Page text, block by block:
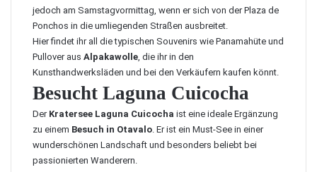
jedoch am Samstagvormittag, wenn er sich von der Plaza de
Ponchos in die umliegenden Straßen ausbreitet.
Hier findet ihr all die typischen Souvenirs wie Panamahüte und
Pullover aus Alpakawolle, die ihr in den
Kunsthandwerksläden und bei den Verkäufern kaufen könnt.
Besucht Laguna Cuicocha
Der Kratersee Laguna Cuicocha ist eine ideale Ergänzung
zu einem Besuch in Otavalo. Er ist ein Must-See in einer
wunderschönen Landschaft und besonders beliebt bei
passionierten Wanderern.